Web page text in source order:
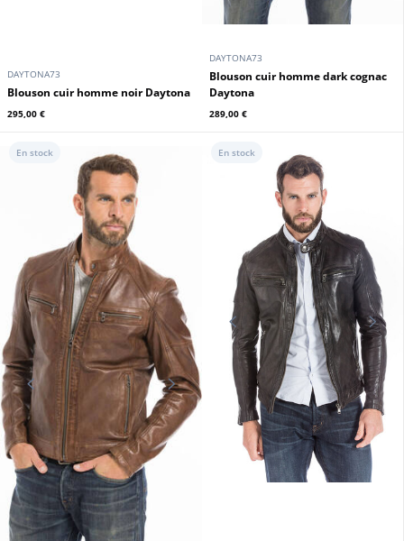
DAYTONA73
Blouson cuir homme noir Daytona
295,00 €
DAYTONA73
Blouson cuir homme dark cognac
Daytona
289,00 €
En stock En stock